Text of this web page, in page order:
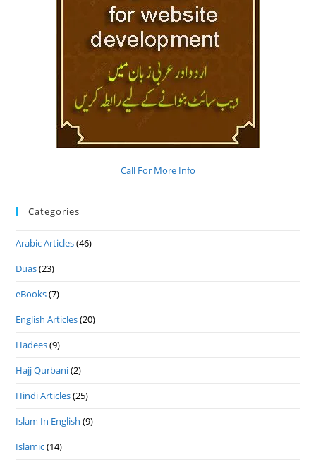
Call For More Info
Categories
Arabic Articles(46)
Duas(23)
eBooks(7)
English Articles(20)
Hadees(9)
Hajj Qurbani(2)
Hindi Articles(25)
Islam In English (9)
Islamic(14)